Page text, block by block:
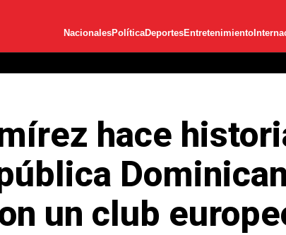
NacionalesPolíticaDeportesEntretenimiento
hace
un club